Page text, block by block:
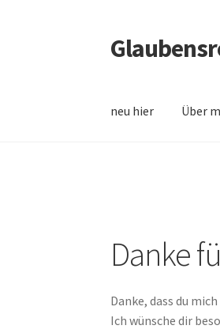
Zur
Navigation
Zum
Inhalt
neu hier Über
Danke
Danke, dass du
Ich wünsche dir